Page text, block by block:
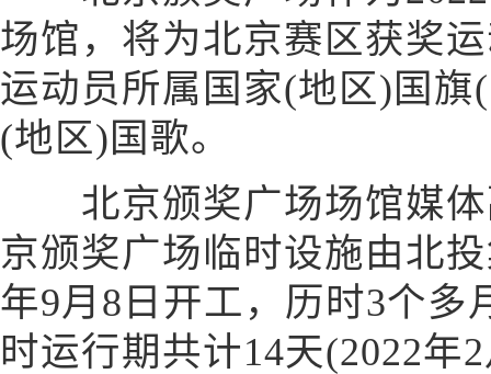
场馆，将为北京赛区获奖
运动员所属国家(地区)国
(地区)国歌。
北京颁奖广场场馆媒体
京颁奖广场临时设施由北
年9月8日开工，历时3个多
时运行期共计14天(2022年